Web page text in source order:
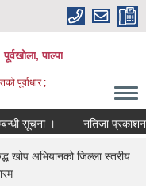
पाल्पा
पूर्वाधार ;
सूचना । नतिजा प्रकाशन
खोप अभियानको जिल्ला स्तरीय